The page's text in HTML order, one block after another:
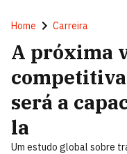
Home Carreira
A próxima
será a
la
Um estudo global sobre